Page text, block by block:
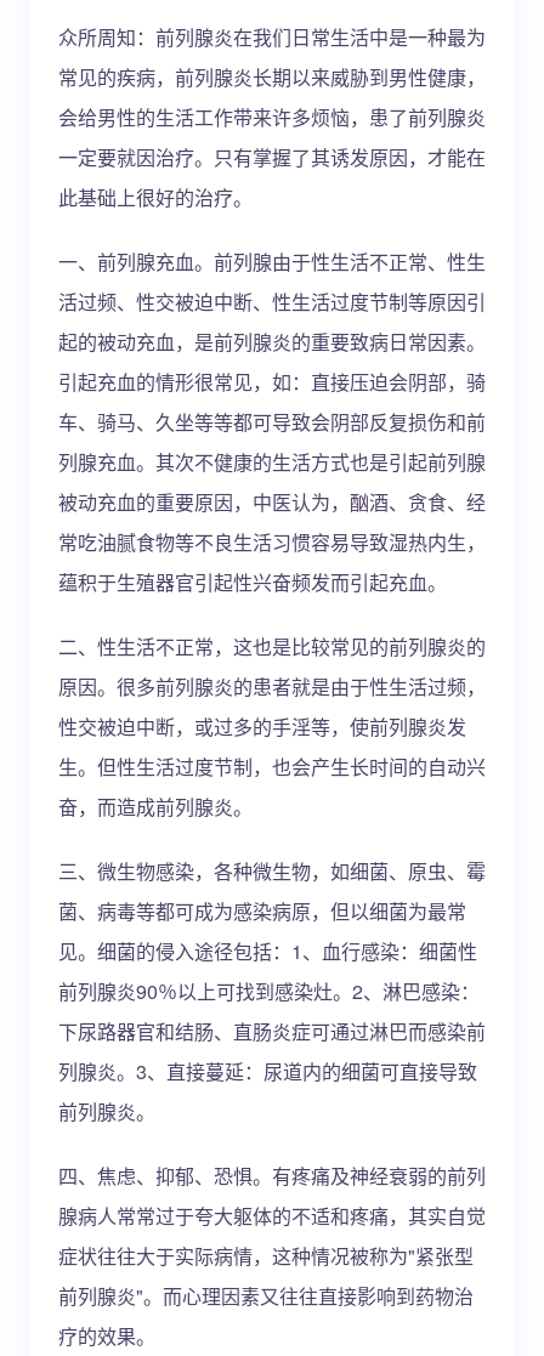
众所周知：前列腺炎在我们日常生活中是一种最为
常见的疾病，前列腺炎长期以来威胁到男性健康，
会给男性的生活工作带来许多烦恼，患了前列腺炎
一定要就因治疗。只有掌握了其诱发原因，才能在
此基础上很好的治疗。
一、前列腺充血。前列腺由于性生活不正常、性生
活过频、性交被迫中断、性生活过度节制等原因引
起的被动充血，是前列腺炎的重要致病日常因素。
引起充血的情形很常见，如：直接压迫会阴部，骑
车、骑马、久坐等等都可导致会阴部反复损伤和前
列腺充血。其次不健康的生活方式也是引起前列腺
被动充血的重要原因，中医认为，酗酒、贪食、经
常吃油腻食物等不良生活习惯容易导致湿热内生，
蕴积于生殖器官引起性兴奋频发而引起充血。
二、性生活不正常，这也是比较常见的前列腺炎的
原因。很多前列腺炎的患者就是由于性生活过频，
性交被迫中断，或过多的手淫等，使前列腺炎发
生。但性生活过度节制，也会产生长时间的自动兴
奋，而造成前列腺炎。
三、微生物感染，各种微生物，如细菌、原虫、霉
菌、病毒等都可成为感染病原，但以细菌为最常
见。细菌的侵入途径包括：1、血行感染：细菌性
前列腺炎90％以上可找到感染灶。2、淋巴感染：
下尿路器官和结肠、直肠炎症可通过淋巴而感染前
列腺炎。3、直接蔓延：尿道内的细菌可直接导致
前列腺炎。
四、焦虑、抑郁、恐惧。有疼痛及神经衰弱的前列
腺病人常常过于夸大躯体的不适和疼痛，其实自觉
症状往往大于实际病情，这种情况被称为"紧张型
前列腺炎"。而心理因素又往往直接影响到药物治
疗的效果。